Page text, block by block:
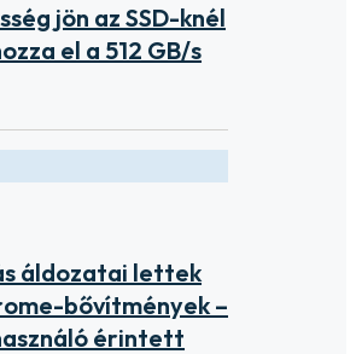
jön az SSD-knél
el a 512 GB/s
áldozatai lettek
bővítmények –
érintett